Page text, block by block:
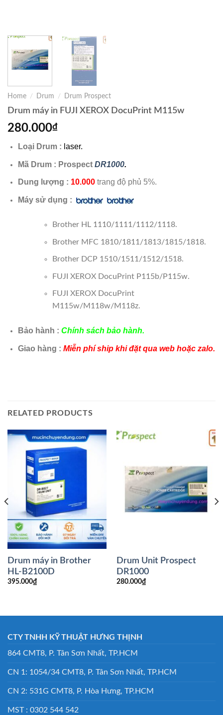
Home / Drum / Drum Prospect
Drum máy in FUJI XEROX DocuPrint M115w
280.000₫
Loại Drum : laser.
Mã Drum : Prospect DR1000.
Dung lượng : 10.000trang độ phủ 5%.
Máy sử dụng :
Brother HL 1110/1111/1112/1118.
Brother MFC 1810/1811/1813/1815/1818.
Brother DCP 1510/1511/1512/1518.
FUJI XEROX DocuPrint P115b/P115w.
FUJI XEROX DocuPrint
M115w/M118w/M118z.
Bảo hành : Chính sách bảo hành.
Giao hàng : Miễn phí ship khi đặt qua web hoặc zalo.
RELATED PRODUCTS
Drum máy in Brother
HL-B2100D
395.000₫
Drum Unit Prospect
DR1000
280.000₫
CTY TNHH KỸ THUẬT HƯNG THỊNH
864 CMT8, P. Tân Sơn Nhất, TP.HCM
CN 1: 1054/34 CMT8, P. Tân Sơn Nhất, TP.HCM
CN 2: 531G CMT8, P. Hòa Hưng, TP.HCM
MST : 0302 544 542